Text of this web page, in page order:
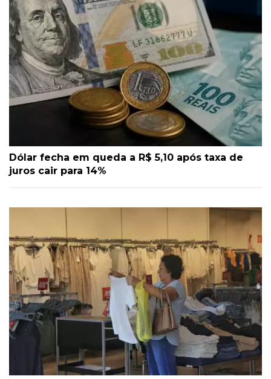
Dólar fecha em queda a R$ 5,10 após taxa de
juros cair para 14%